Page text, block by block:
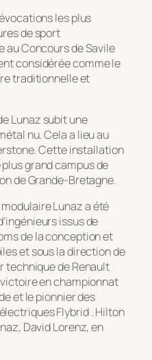
les plus
de sport
au Concours de Savile
considérée comme le
traditionnelle et
Lunaz subit une
nu. Cela a lieu au
Cette installation
grand campus de
de Grande-Bretagne.
Lunaz a été
issus de
de la conception et
et sous la direction de
technique de Renault
victoire en championnat
et le pionnier des
Flybrid . Hilton
David Lorenz, en